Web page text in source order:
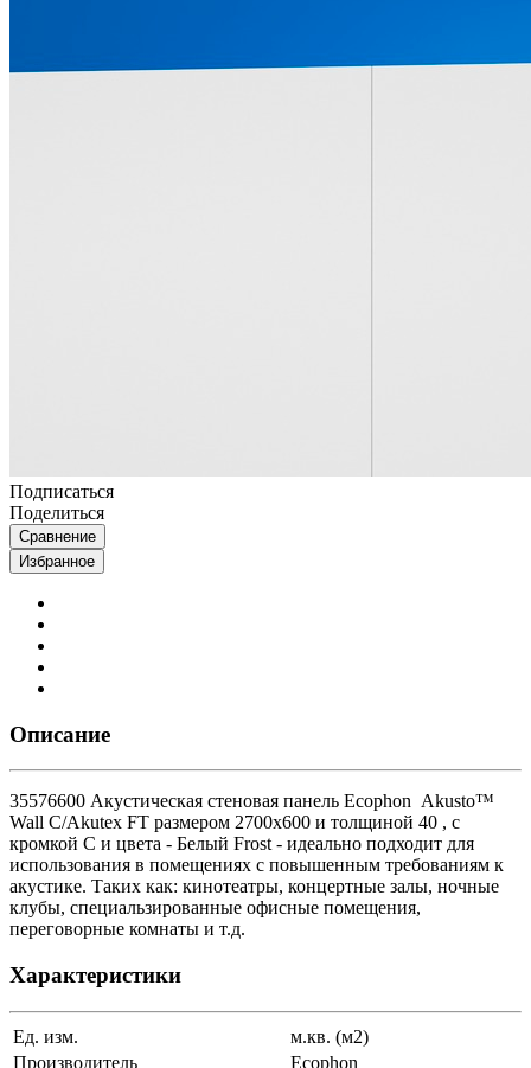
Подписаться
Поделиться
Сравнение
Избранное
Описание
35576600 Акустическая стеновая панель Ecophon Akusto™
Wall С/Akutex FT размером 2700x600 и толщиной 40 , с
кромкой C и цвета - Белый Frost - идеально подходит для
использования в помещениях с повышенным требованиям к
акустике. Таких как: кинотеатры, концертные залы, ночные
клубы, специальзированные офисные помещения,
переговорные комнаты и т.д.
Характеристики
Ед. изм.
м.кв. (м2)
Производитель
Ecophon